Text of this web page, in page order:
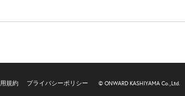
規約 プライバシーポリシー © ONWARD KASHIYAMA Co.,Ltd.